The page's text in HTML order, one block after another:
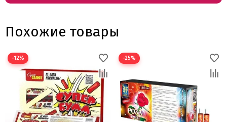
Похожие товары
−12% −25%